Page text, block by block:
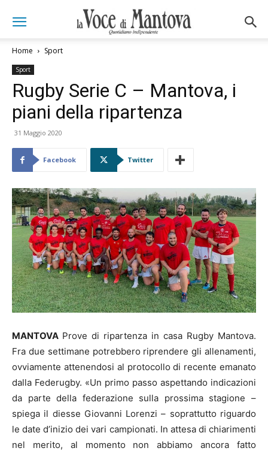
Home Sport
Sport
Rugby Serie C – Mantova, i
piani della ripartenza
31 Maggio 2020
Facebook Twitter
MANTOVA Prove di ripartenza in casa Rugby Mantova.
Fra due settimane potrebbero riprendere gli allenamenti,
ovviamente attenendosi al protocollo di recente emanato
dalla Federugby. «Un primo passo aspettando indicazioni
da parte della federazione sulla prossima stagione –
spiega il diesse Giovanni Lorenzi – soprattutto riguardo
le date d’inizio dei vari campionati. In attesa di chiarimenti
nel merito, al momento non abbiamo ancora fatto